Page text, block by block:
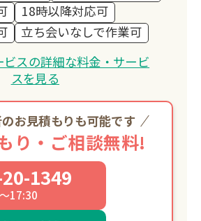
18時以降対応可
立ち会いなしで作業可
ビスの詳細な料金・サービ
スを見る
お見積もりも可能です
り・ご相談無料!
1349
17:30